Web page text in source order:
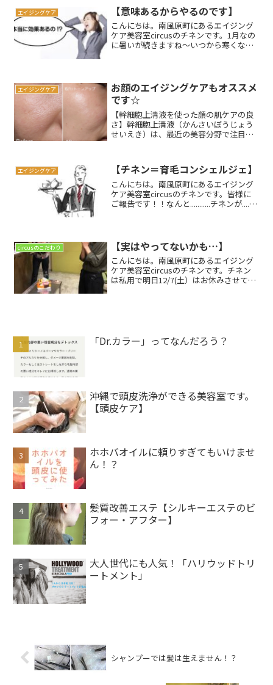
クの内服薬とは“目的”も“考え方”も異な
るケアです。優劣では...
エイジングケア 【意味あるからやるのです】
こんにちは。南風原町にあるエイジング
ケア美容室circusのチネンです。1月なの
に暑いが続きますね〜いつから寒くなる
月トリ...
エイジングケア
お顔のエイジングケアもオススメ
です☆
【幹細胞上清液を使った顔の肌ケアの良
さ】幹細胞上清液（かんさいぼうじょう
せいえき）は、最近の美容分野で注目さ
です。この上清液を使った肌ケアには以
下のようなメリットがあり...
エイジングケア 【チネン＝育毛コンシェルジェ】
こんにちは。南風原町にあるエイジング
ケア美容室circusのチネンです。皆様に
ご報告です！！なんと...........チネンが........
circusのこだわり 【実はやってないかも…】
こんにちは。南風原町にあるエイジング
ケア美容室circusのチネンです。チネン
は私用で明日12/7(土）はお休みさせてい
「Dr.カラー」ってなんだろう？
沖縄で頭皮洗浄ができる美容室です。
【頭皮ケア】
ホホバオイルに頼りすぎてもいけませ
ん！？
髪質改善エステ【シルキーエステのビ
フォー・アフター】
大人世代にも人気！「ハリウッドトリ
ートメント」
シャンプーでは髪は生えません！？